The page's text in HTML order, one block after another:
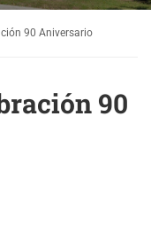
90 Aniversario
90